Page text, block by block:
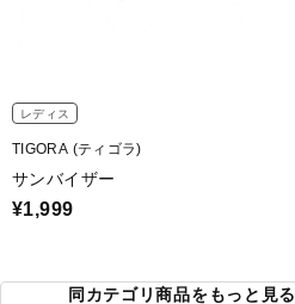
レディス
TIGORA (ティゴラ)
サンバイザー
¥1,999
同カテゴリ商品をもっと見る